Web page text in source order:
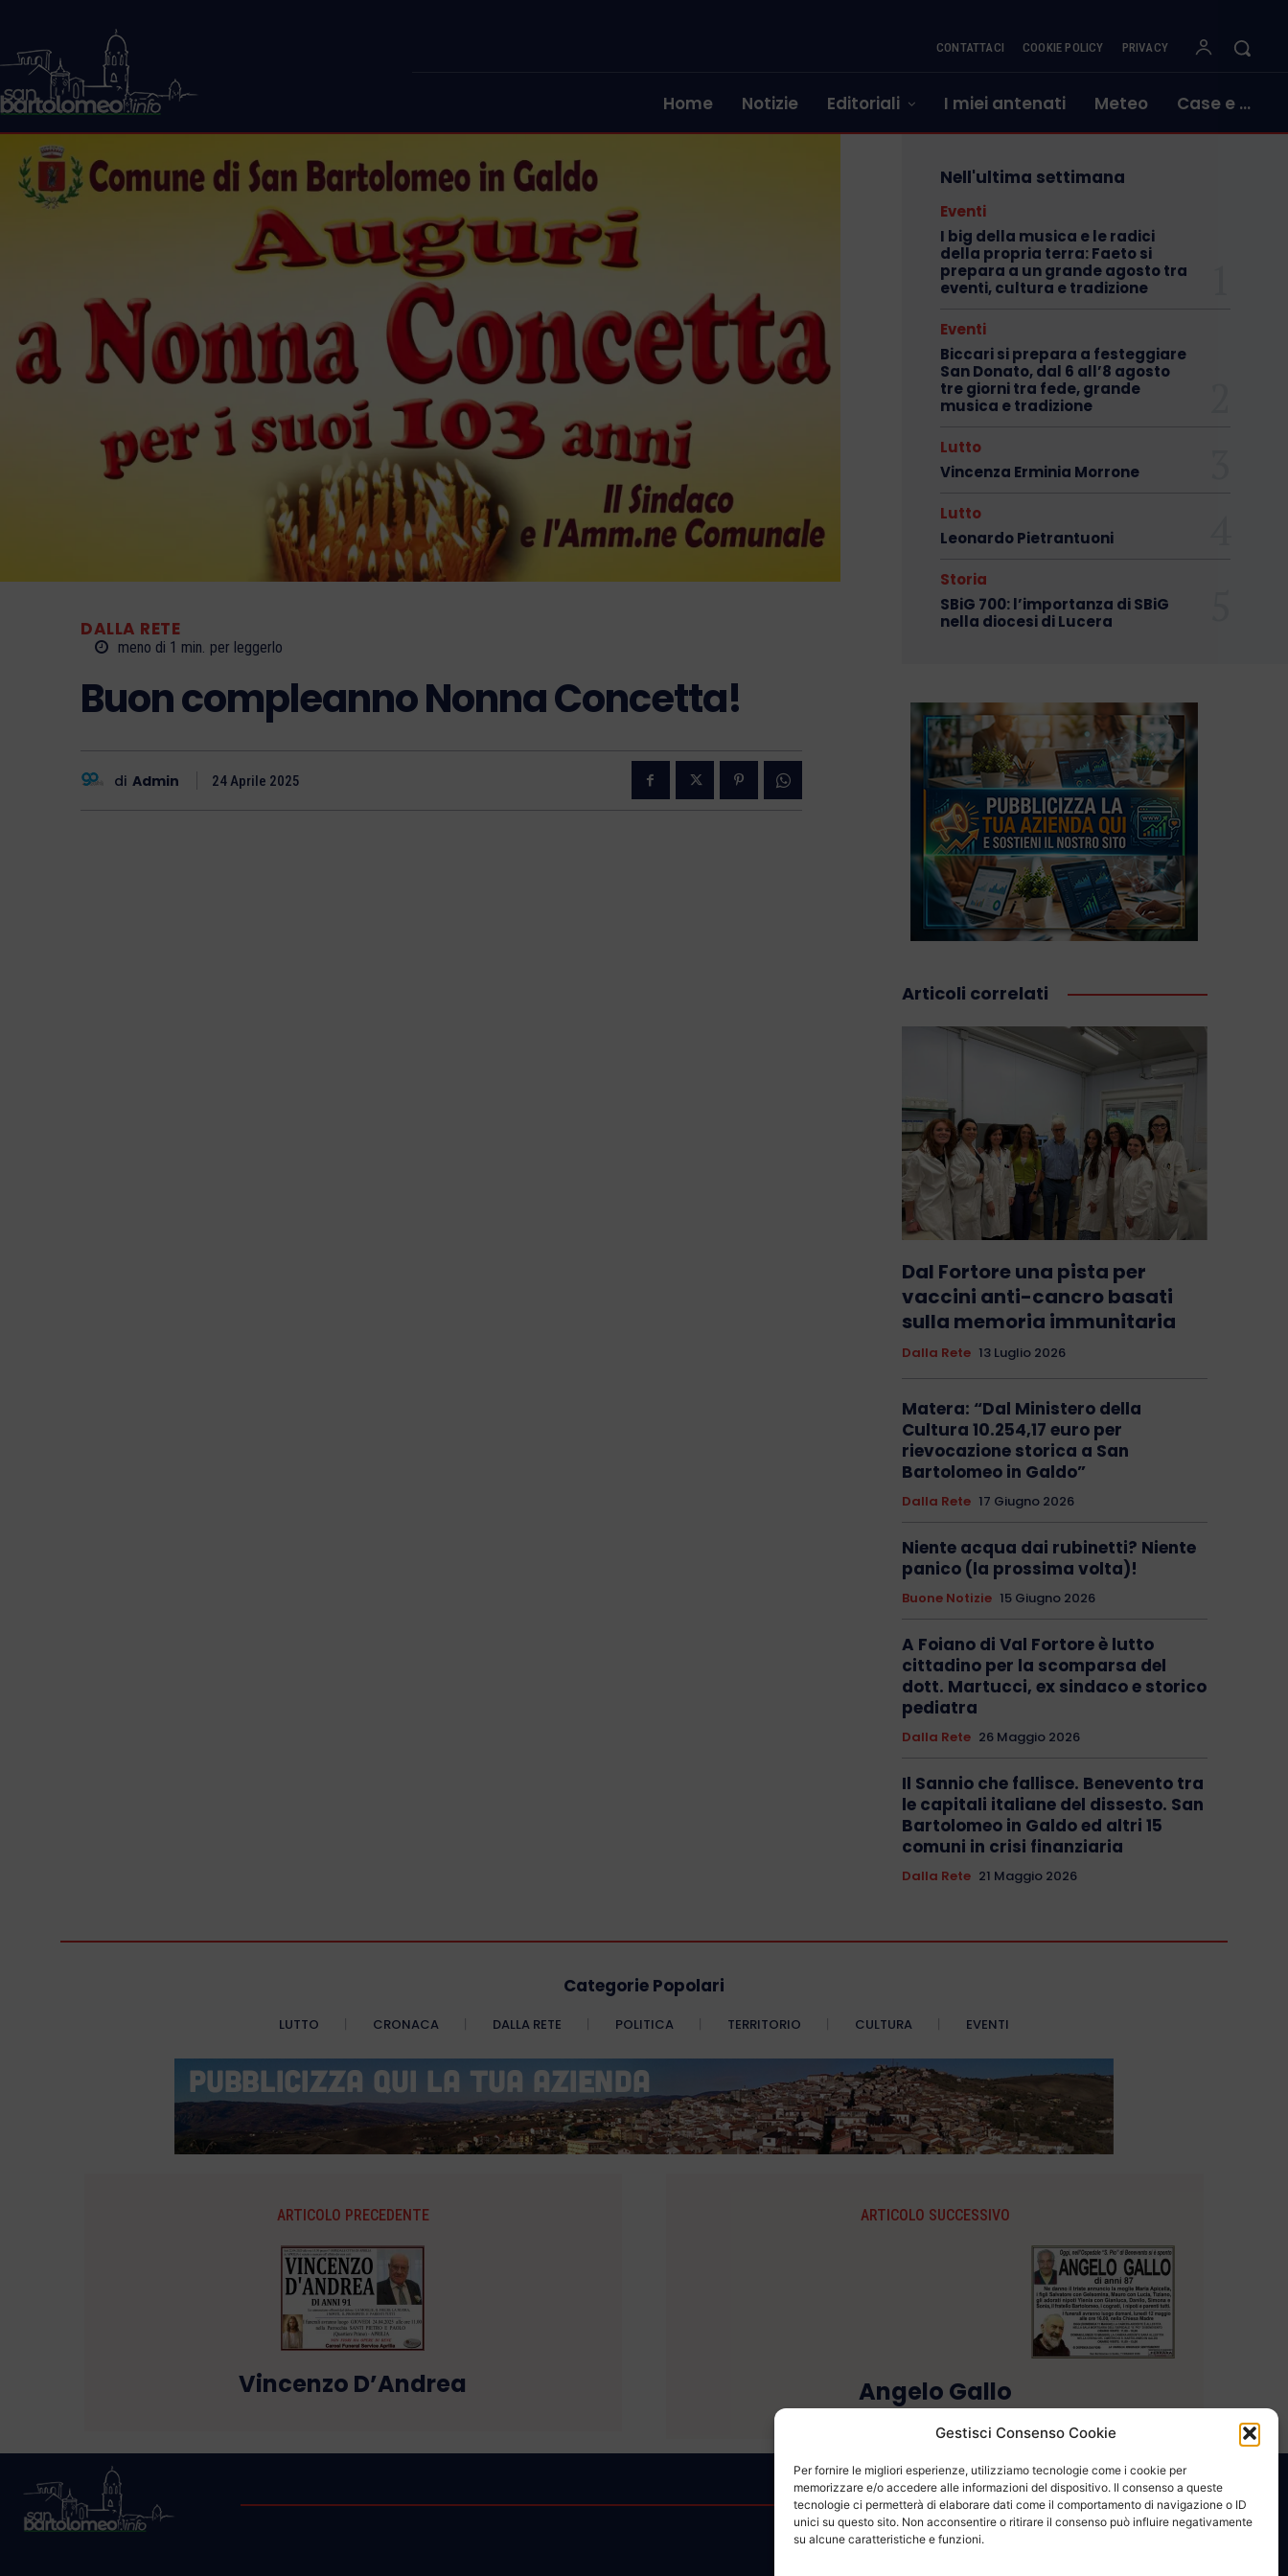
Gestisci Consenso Cookie
Per fornire le migliori esperienze, utilizziamo tecnologie come i cookie per
memorizzare e/o accedere alle informazioni del dispositivo. Il consenso a queste
tecnologie ci permetterà di elaborare dati come il comportamento di navigazione o ID
unici su questo sito. Non acconsentire o ritirare il consenso può influire negativamente
su alcune caratteristiche e funzioni.
CONTATTACI COOKIE POLICY PRIVACY
Home Notizie Editoriali I miei antenati Meteo Case e …
DALLA RETE
meno di 1 min. per leggerlo
Buon compleanno Nonna Concetta!
di Admin 24 Aprile 2025
Nell'ultima settimana
Eventi
I big della musica e le radici
della propria terra: Faeto si
prepara a un grande agosto tra
eventi, cultura e tradizione
Eventi
Biccari si prepara a festeggiare
San Donato, dal 6 all’8 agosto
tre giorni tra fede, grande
musica e tradizione
Lutto
Vincenza Erminia Morrone
Lutto
Leonardo Pietrantuoni
Storia
SBiG 700: l’importanza di SBiG
nella diocesi di Lucera
Articoli correlati
Dal Fortore una pista per
vaccini anti-cancro basati
sulla memoria immunitaria
Dalla Rete 13 Luglio 2026
Matera: “Dal Ministero della
Cultura 10.254,17 euro per
rievocazione storica a San
Bartolomeo in Galdo”
Dalla Rete 17 Giugno 2026
Niente acqua dai rubinetti? Niente
panico (la prossima volta)!
Buone Notizie 15 Giugno 2026
A Foiano di Val Fortore è lutto
cittadino per la scomparsa del
dott. Martucci, ex sindaco e storico
pediatra
Dalla Rete 26 Maggio 2026
Il Sannio che fallisce. Benevento tra
le capitali italiane del dissesto. San
Bartolomeo in Galdo ed altri 15
comuni in crisi finanziaria
Dalla Rete 21 Maggio 2026
Categorie Popolari
LUTTO CRONACA DALLA RETE POLITICA TERRITORIO CULTURA EVENTI
ARTICOLO PRECEDENTE
Vincenzo D’Andrea
ARTICOLO SUCCESSIVO
Angelo Gallo
CONTATTACI COOKIE POLICY PRIVACY